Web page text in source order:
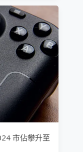
市佔攀升至